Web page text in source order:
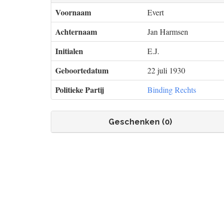
Voornaam Evert
Achternaam Jan Harmsen
Initialen E.J.
Geboortedatum 22 juli 1930
Politieke Partij Binding Rechts
Geschenken (0)